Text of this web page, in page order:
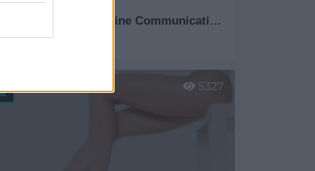
AV LINE Audiovisual Line Communication Services
(Madrid)
5327